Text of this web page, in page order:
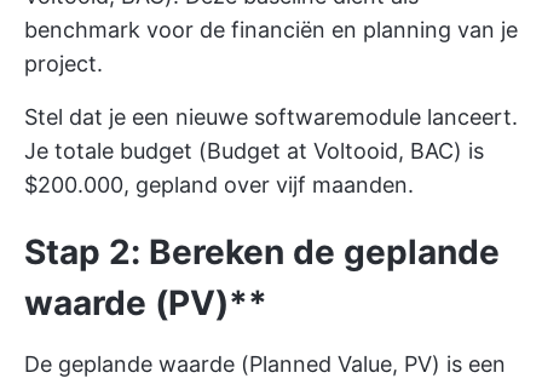
benchmark voor de financiën en planning van je
project.
Stel dat je een nieuwe softwaremodule lanceert.
Je totale budget (Budget at Voltooid, BAC) is
$200.000, gepland over vijf maanden.
Stap 2: Bereken de geplande
waarde (PV)**
De geplande waarde (Planned Value, PV) is een